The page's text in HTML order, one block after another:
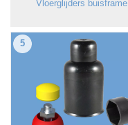
Vloerglijders buisframe
5